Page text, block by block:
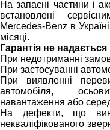
На запасні частини і
встановлені
Mercedes-Benz в
місяці.
Гарантія не надається
При недотриманні
При застосуванні
При виявленні
автомобіля,
навантаження або
На дефекти, що
некваліфікованого